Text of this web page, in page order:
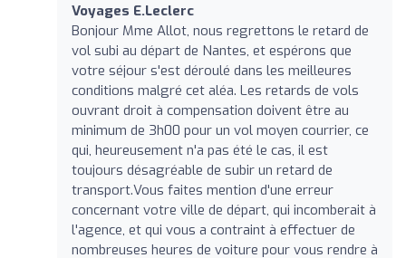
Voyages E.Leclerc
Bonjour Mme Allot, nous regrettons le retard de
vol subi au départ de Nantes, et espérons que
votre séjour s'est déroulé dans les meilleures
conditions malgré cet aléa. Les retards de vols
ouvrant droit à compensation doivent être au
minimum de 3h00 pour un vol moyen courrier, ce
qui, heureusement n'a pas été le cas, il est
toujours désagréable de subir un retard de
transport.Vous faites mention d'une erreur
concernant votre ville de départ, qui incomberait à
l'agence, et qui vous a contraint à effectuer de
nombreuses heures de voiture pour vous rendre à